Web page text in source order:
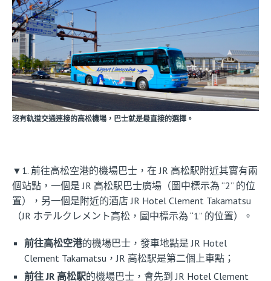
沒有軌道交通連接的高松機場，巴士就是最直接的選擇。
▼1. 前往高松空港的機場巴士，在 JR 高松駅附近其實有兩
個站點，一個是 JR 高松駅巴士廣場（圖中標示為 “2” 的位
置），另一個是附近的酒店 JR Hotel Clement Takamatsu
（JR ホテルクレメント高松，圖中標示為 “1” 的位置）。
前往高松空港的機場巴士，發車地點是 JR Hotel
Clement Takamatsu，JR 高松駅是第二個上車點；
前往 JR 高松駅的機場巴士，會先到 JR Hotel Clement